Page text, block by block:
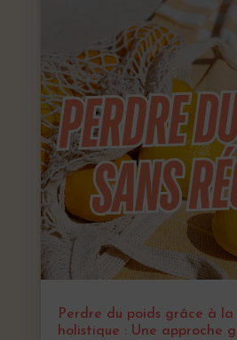
Perdre du poids grâce à
holistique : Une approche